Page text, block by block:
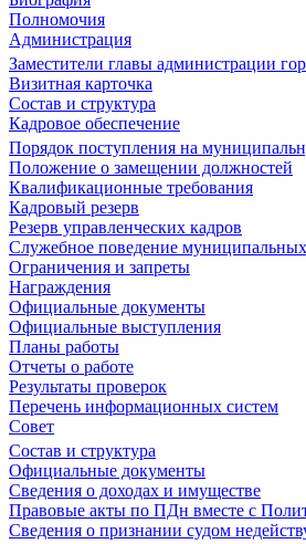
Полномочия
Администрация
Заместители главы администрации
Визитная карточка
Состав и структура
Кадровое обеспечение
Порядок поступления на
Положение о замещении должностей
Квалификационные требования
Кадровый резерв
Резерв управленческих кадров
Служебное поведение
Ограничения и запреты
Награждения
Официальные документы
Официальные выступления
Планы работы
Отчеты о работе
Результаты проверок
Перечень информационных систем
Совет
Состав и структура
Официальные документы
Сведения о доходах и имуществе
Правовые акты по ПДн вместе с
Сведения о признании судом